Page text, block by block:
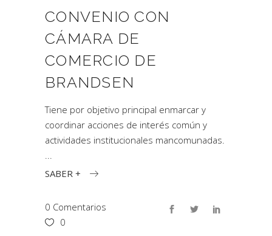
CONVENIO CON
CÁMARA DE
COMERCIO DE
BRANDSEN
Tiene por objetivo principal enmarcar y
coordinar acciones de interés común y
actividades institucionales mancomunadas.
SABER +
0 Comentarios
0